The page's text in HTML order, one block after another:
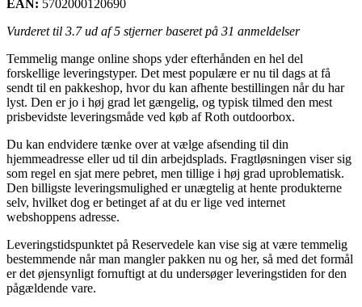
EAN: 5702000120690
Vurderet til 3.7ud af 5 stjerner baseret på 31 anmeldelser
Temmelig mange online shops yder efterhånden en hel del
forskellige leveringstyper. Det mest populære er nu til dags at få
sendt til en pakkeshop, hvor du kan afhente bestillingen når du har
lyst. Den er jo i høj grad let gængelig, og typisk tilmed den mest
prisbevidste leveringsmåde ved køb af Roth outdoorbox.
Du kan endvidere tænke over at vælge afsending til din
hjemmeadresse eller ud til din arbejdsplads. Fragtløsningen viser sig
som regel en sjat mere pebret, men tillige i høj grad uproblematisk.
Den billigste leveringsmulighed er unægtelig at hente produkterne
selv, hvilket dog er betinget af at du er lige ved internet
webshoppens adresse.
Leveringstidspunktet på Reservedele kan vise sig at være temmelig
bestemmende når man mangler pakken nu og her, så med det formål
er det øjensynligt fornuftigt at du undersøger leveringstiden for den
pågældende vare.